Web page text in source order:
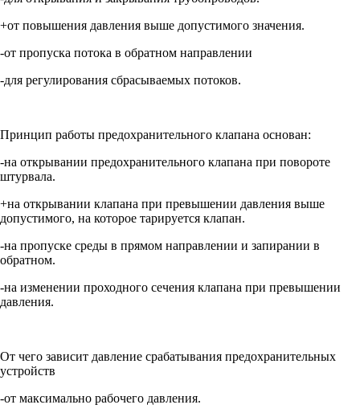
+от повышения давления выше допустимого значения.
-от пропуска потока в обратном направлении
-для регулирования сбрасываемых потоков.
Принцип работы предохранительного клапана основан:
-на открывании предохранительного клапана при повороте
штурвала.
+на открывании клапана при превышении давления выше
допустимого, на которое тарируется клапан.
-на пропуске среды в прямом направлении и запирании в
обратном.
-на изменении проходного сечения клапана при превышении
давления.
От чего зависит давление срабатывания предохранительных
устройств
-от максимально рабочего давления.